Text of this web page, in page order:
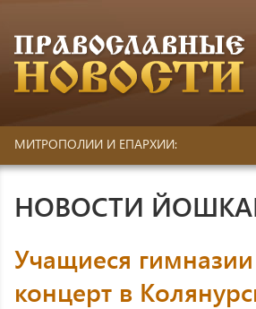
МИТРОПОЛИИ И ЕПАРХИИ:
НОВОСТИ
Учащиеся
концерт в